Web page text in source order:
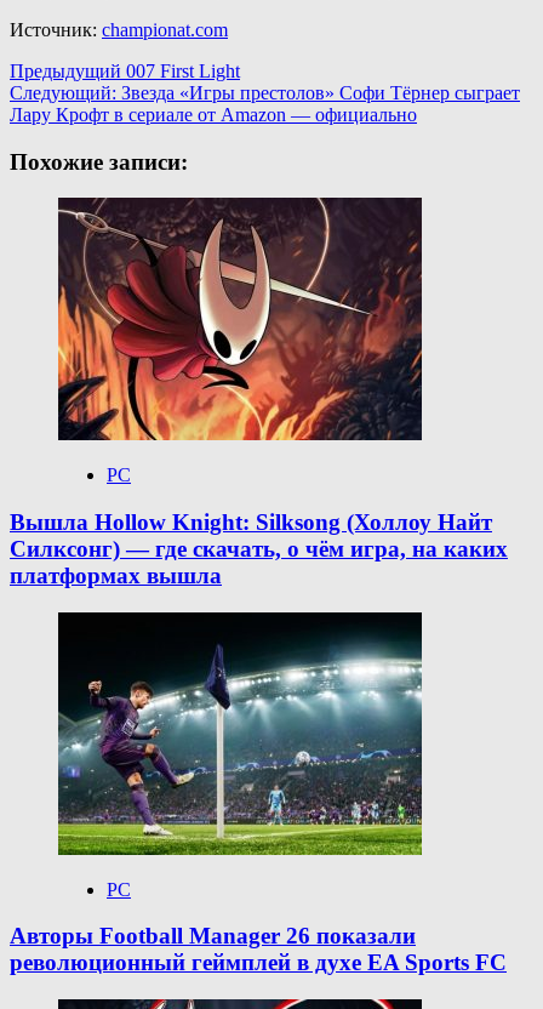
Источник: championat.com
Навигация
записи
Предыдущий 007 First Light
Следующий: Звезда «Игры престолов» Софи Тёрнер сыграет
Лару Крофт в сериале от Amazon — официально
Похожие записи:
PC
Вышла Hollow Knight: Silksong (Холлоу Найт
Силксонг) — где скачать, о чём игра, на каких
платформах вышла
PC
Авторы Football Manager 26 показали
революционный геймплей в духе EA Sports FC